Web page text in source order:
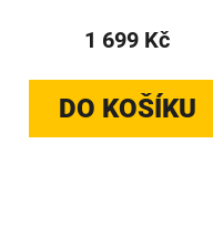
1 699 Kč
DO KOŠÍKU